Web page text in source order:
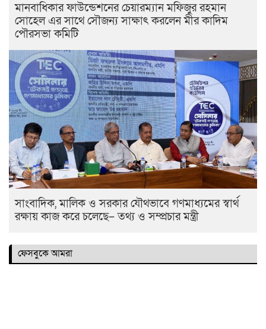
মানবাধিকার ফাউন্ডেশনের চেয়ারম্যান মফিজুর রহমান
সোহেল এর সাথে সৌজন্য সাক্ষাৎ করলেন মীর কাদিম
পৌরসভা কমিটি
সাংবাদিক, মালিক ও সরকার যৌথভাবে গণমাধ্যমের স্বার্থ
রক্ষায় কাজ করে চলেছে– তথ্য ও সম্প্রচার মন্ত্রী
ফেসবুকে আমরা